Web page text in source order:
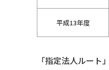
平成13年度
「指定法人ルー